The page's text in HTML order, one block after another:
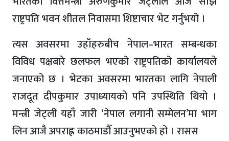
राष्ट्रपति भवन शीतल निवासमा शिष्टाचार भेट गर्नुभयो ।
त्यस अवसरमा उहाँहरुबीच नेपाल–भारत सम्बन्धका
विविध पक्षबारे छलफल भएको राष्ट्रपतिको कार्यालयले
जनाएको छ । भेटका अवसरमा भारतका लागि नेपाली
राजदूत दीपकुमार उपाध्यायको पनि उपस्थिति थियो ।
मन्त्री जेट्ली यहाँ जारी ‘नेपाल लगानी सम्मेलन’मा भाग
लिन आजै अपराह्न काठमाडौँ आउनुभएको हो । रासस